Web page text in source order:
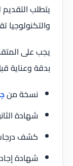
يتطلب
يجب على
بدقة وعناية
نسخة من
شهادة
كشف
شهادة